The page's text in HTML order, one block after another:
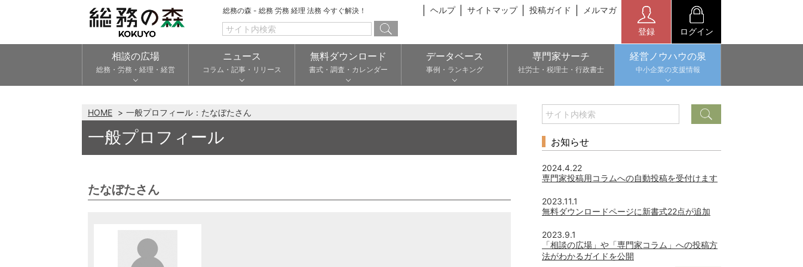
総務の森 - 総務 労務 経理 法務 今すぐ解決！ ヘルプ サイトマップ 投稿ガイド メルマガ
登録 ログイン
相談の広場
総務・労務・経理・経営
ニュース
コラム・記事・リリース
無料ダウンロード
書式・調査・カレンダー
データベース
事例・ランキング
専門家サーチ
社労士・税理士・行政書士
経営ノウハウの泉
中小企業の支援情報
HOME 一般プロフィール：たなぼたさん
一般プロフィール
たなぼたさん
お知らせ
2024.4.22
専門家投稿用コラムへの自動投稿を受付けます
2023.11.1
無料ダウンロードページに新書式22点が追加
2023.9.1
「相談の広場」や「専門家コラム」への投稿方
法がわかるガイドを公開